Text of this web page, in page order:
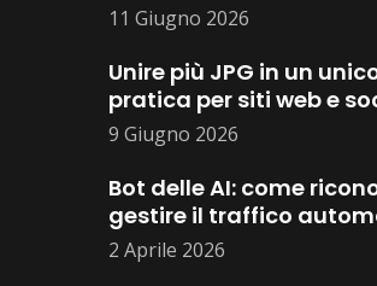
11 Giugno 2026
Unire più JPG in un
pratica per siti web e
9 Giugno 2026
Bot delle AI: come
gestire il traffico
2 Aprile 2026